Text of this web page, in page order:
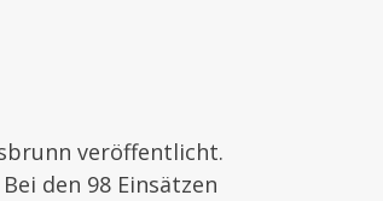
veröffentlicht.
den 98 Einsätzen